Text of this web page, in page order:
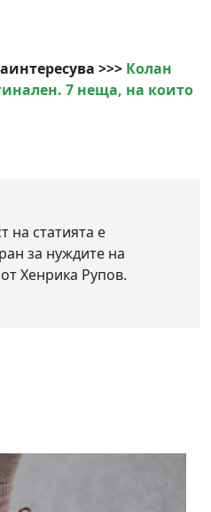
>>> Колан
7 неща, на които
на статията е
за нуждите на
Хенрика Рупов.